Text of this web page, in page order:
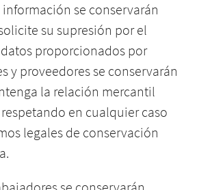
se conservarán
su supresión por el
proporcionados por
y proveedores se conservarán
la relación mercantil
en cualquier caso
legales de conservación